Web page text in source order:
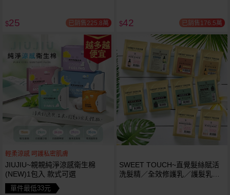
$25 已銷售225.8萬 $42 已銷售176.5萬
越多越
便宜
輕柔涼感 呵護私密肌膚
JIUJIU~親親純淨涼感衛生棉
(NEW)1包入 款式可選
單件最低33元
SWEET TOUCH~直覺髮絲賦活
洗髮精／全效修護乳／護髮乳／